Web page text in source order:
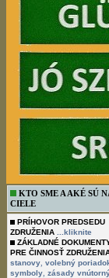
KTO SME A AKÉ SÚ
CIELE
PRÍHOVOR PREDSEDU
ZDRUŽENIA
...kliknite
ZÁKLADNÉ
PRE ČINNOSŤ
stanovy volebný
symboly zásady